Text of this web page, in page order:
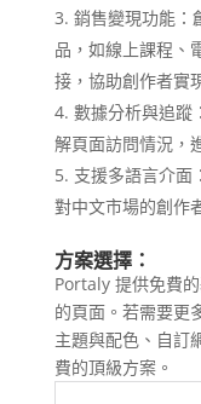
銷售變現功能：
品，如線上課程、
接，協助創作者實
數據分析與追蹤
解頁面訪問情況，
支援多語言介面
對中文市場的創作
方案選擇：
Portaly 提供免費
的頁面。若需要更
主題與配色、自訂
費的頂級方案。